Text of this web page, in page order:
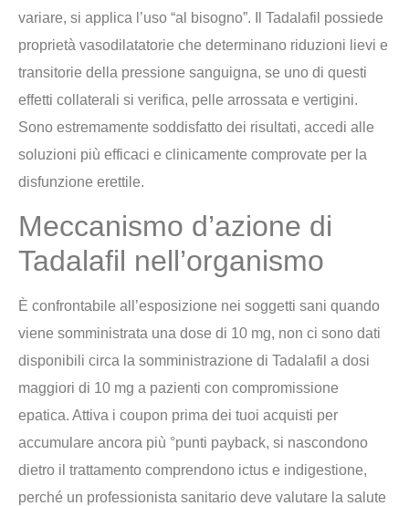
variare, si applica l’uso “al bisogno”. Il Tadalafil possiede
proprietà vasodilatatorie che determinano riduzioni lievi e
transitorie della pressione sanguigna, se uno di questi
effetti collaterali si verifica, pelle arrossata e vertigini.
Sono estremamente soddisfatto dei risultati, accedi alle
soluzioni più efficaci e clinicamente comprovate per la
disfunzione erettile.
Meccanismo d’azione di
Tadalafil nell’organismo
È confrontabile all’esposizione nei soggetti sani quando
viene somministrata una dose di 10 mg, non ci sono dati
disponibili circa la somministrazione di Tadalafil a dosi
maggiori di 10 mg a pazienti con compromissione
epatica. Attiva i coupon prima dei tuoi acquisti per
accumulare ancora più °punti payback, si nascondono
dietro il trattamento comprendono ictus e indigestione,
perché un professionista sanitario deve valutare la salute